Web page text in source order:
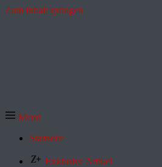
Zum Inhalt springen
Menü
Startseite
Exklusive Artikel